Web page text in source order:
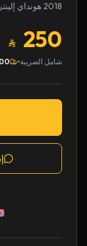
2018 هونداي إلينترا
250
شامل الضريبة•